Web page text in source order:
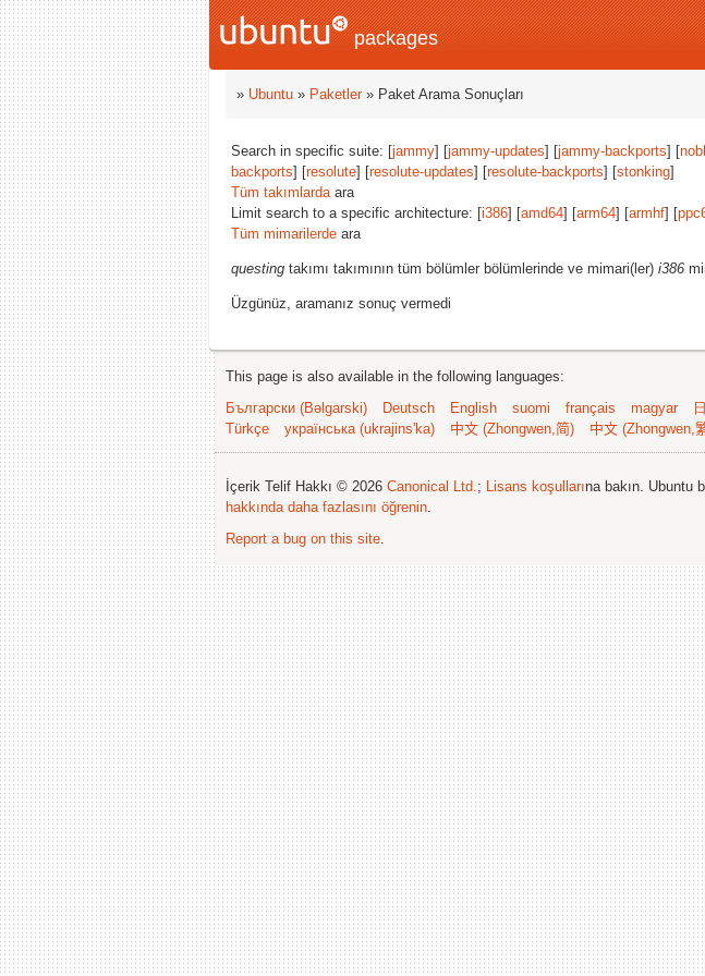
packages
» Ubuntu » Paketler» Paket Arama Sonuçları
Search in specific suite: [jammy] [jammy-updates] [jammy-backports] [
backports] [resolute] [resolute-updates] [resolute-backports] [stonking]
Tüm takımlardaara
Limit search to a specific architecture: [i386] [amd64] [arm64] [armhf] [
Tüm mimarilerde ara
questing takımı takımının tüm bölümler bölümlerinde ve mimari(ler) i386
Üzgünüz, aramanız sonuç vermedi
This page is also available in the following languages:
Български (Bəlgarski)
Deutsch English suomi français magyar
Türkçe
українська (ukrajins'ka) 中文 (Zhongwen,简) 中文 (Zhongwen,
İçerik Telif Hakkı © 2026 Canonical Ltd.; Lisans koşullarına bakın. Ubuntu
hakkında daha fazlasını öğrenin.
Report a bug on this site.